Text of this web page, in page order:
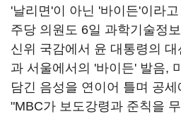
'날리면'이 아닌 '바이든'이라
주당 의원도 6일 과학기술정
신위 국감에서 윤 대통령의
과 서울에서의 '바이든' 발음,
담긴 음성을 연이어 틀며 공
"MBC가 보도강령과 준칙을